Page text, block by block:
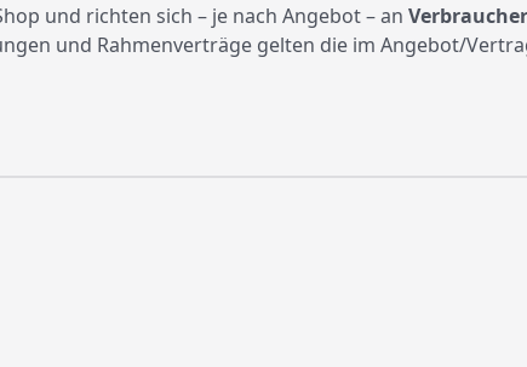
und richten sich – je nach Angebot – an Verbraucher
und Rahmenverträge gelten die im Angebot/